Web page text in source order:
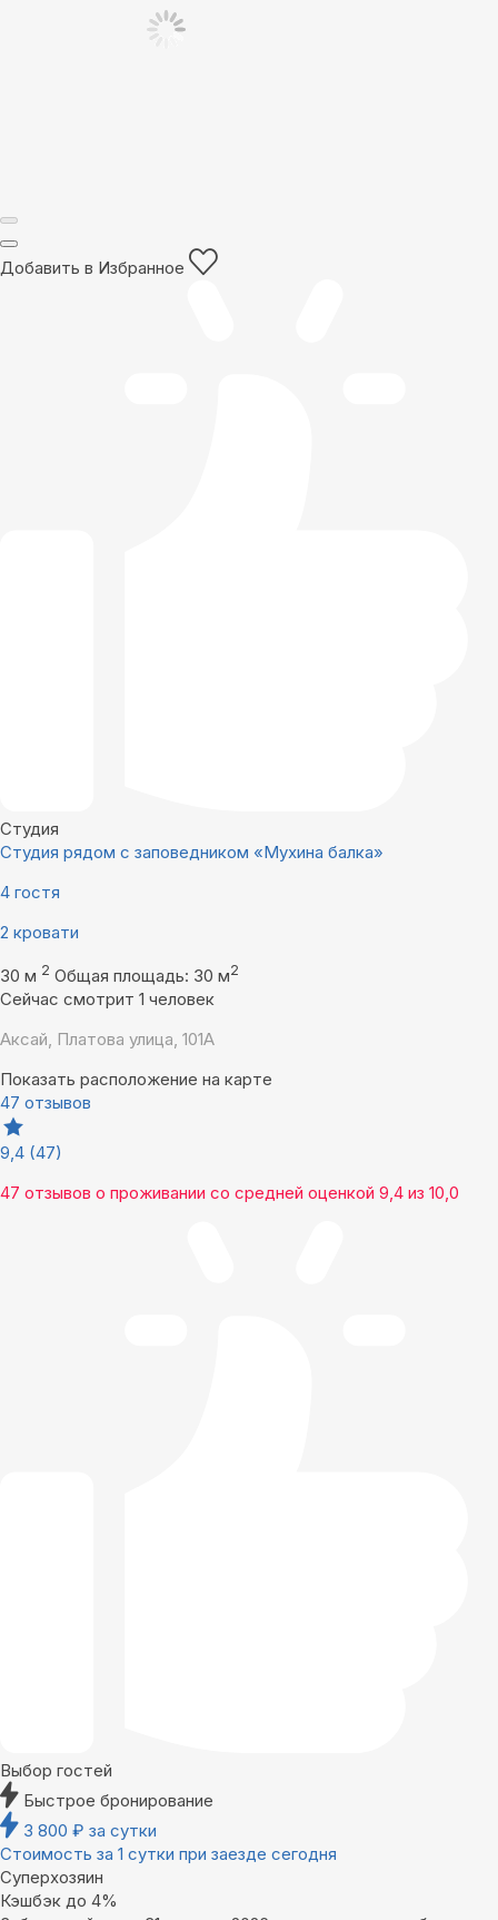
Добавить в Избранное
Студия
Студия рядом с заповедником «Мухина балка»
4 гостя
2 кровати
30 м 2 Общая площадь: 30 м2
Сейчас смотрит 1 человек
Аксай, Платова улица, 101А
Показать расположение на карте
47 отзывов
9,4 (47)
47 отзывов о проживании со средней оценкой 9,4 из 10,0
Выбор гостей
Быстрое бронирование
3 800 ₽ за сутки
Стоимость за 1 сутки при заезде сегодня
Суперхозяин
Кэшбэк до 4%